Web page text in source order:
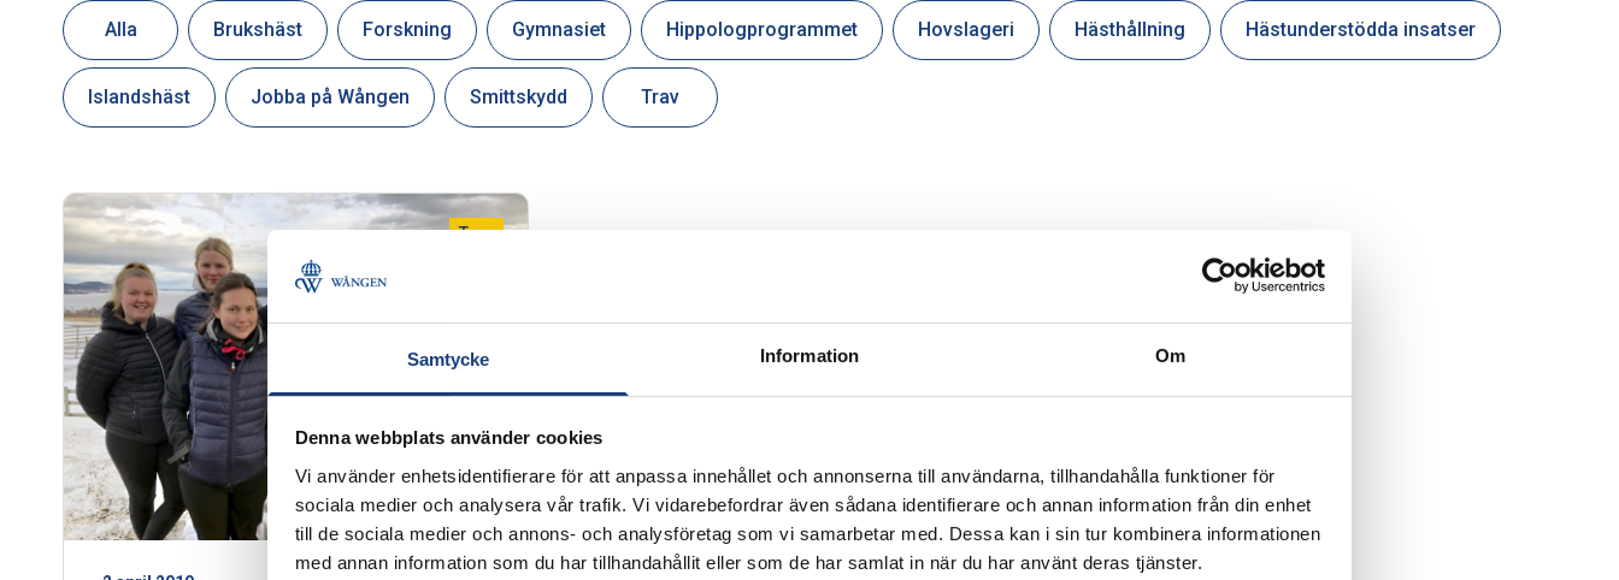
Samtycke Information Om
Denna webbplats använder cookies
Vi använder enhetsidentifierare för att anpassa innehållet och annonserna till användarna, tillhandahålla funktioner för
sociala medier och analysera vår trafik. Vi vidarebefordrar även sådana identifierare och annan information från din enhet
till de sociala medier och annons- och analysföretag som vi samarbetar med. Dessa kan i sin tur kombinera informationen
med annan information som du har tillhandahållit eller som de har samlat in när du har använt deras tjänster.
Alla Brukshäst Forskning Gymnasiet Hippologprogrammet Hovslageri Hästhållning Hästunderstödda insatser
Islandshäst Jobba på Wången Smittskydd Trav
Trav